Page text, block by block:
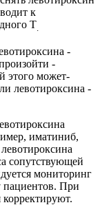
к
Т.
­этого ­может­
­левотироксина
иматиниб,
сопутствующей
мониторинг
При
корректируют.